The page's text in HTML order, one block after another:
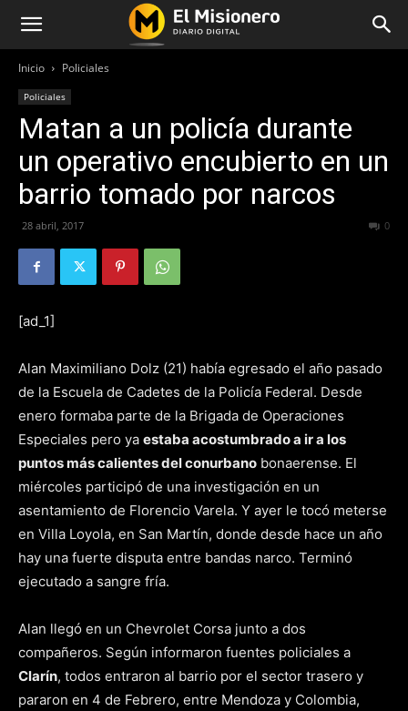
Inicio Policiales
Policiales
Matan a un policía durante
un operativo encubierto en un
barrio tomado por narcos
28 abril, 2017 0
[ad_1]
Alan Maximiliano Dolz (21) había egresado el año pasado
de la Escuela de Cadetes de la Policía Federal. Desde
enero formaba parte de la Brigada de Operaciones
Especiales pero ya estaba acostumbrado a ir a los
puntos más calientes del conurbano bonaerense. El
miércoles participó de una investigación en un
asentamiento de Florencio Varela. Y ayer le tocó meterse
en Villa Loyola, en San Martín, donde desde hace un año
hay una fuerte disputa entre bandas narco. Terminó
ejecutado a sangre fría.
Alan llegó en un Chevrolet Corsa junto a dos
compañeros. Según informaron fuentes policiales a
Clarín, todos entraron al barrio por el sector trasero y
pararon en 4 de Febrero, entre Mendoza y Colombia,